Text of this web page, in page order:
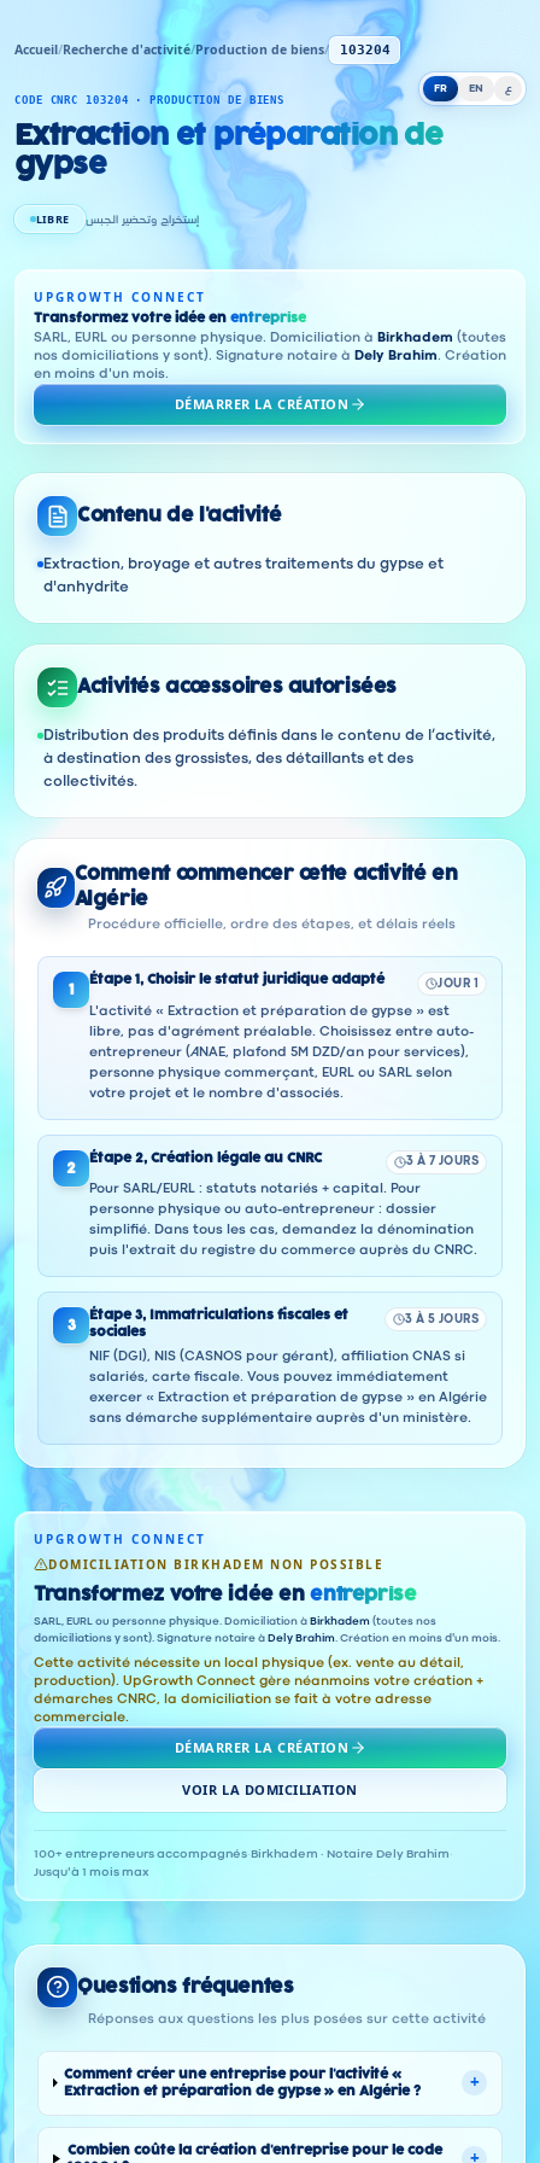
FR EN ع
Accueil/Recherche d'activité/Production de biens/ 103204
CODE CNRC 103204 · PRODUCTION DE BIENS
Extraction et préparation de
gypse
LIBRE إستخراج وتحضير الجبس
UPGROWTH CONNECT
Transformez votre idée en entreprise
SARL, EURL ou personne physique. Domiciliation à Birkhadem (toutes
nos domiciliations y sont). Signature notaire à Dely Brahim. Création
en moins d'un mois.
DÉMARRER LA CRÉATION
Contenu de l'activité
Extraction, broyage et autres traitements du gypse et
d'anhydrite
Activités accessoires autorisées
Distribution des produits définis dans le contenu de l’activité,
à destination des grossistes, des détaillants et des
collectivités.
Comment commencer cette activité en
Algérie
Procédure officielle, ordre des étapes, et délais réels
1
Étape 1, Choisir le statut juridique adapté JOUR 1
L'activité « Extraction et préparation de gypse » est
libre, pas d'agrément préalable. Choisissez entre auto-
entrepreneur (ANAE, plafond 5M DZD/an pour services),
personne physique commerçant, EURL ou SARL selon
votre projet et le nombre d'associés.
2
Étape 2, Création légale au CNRC 3 À 7 JOURS
Pour SARL/EURL : statuts notariés + capital. Pour
personne physique ou auto-entrepreneur : dossier
simplifié. Dans tous les cas, demandez la dénomination
puis l'extrait du registre du commerce auprès du CNRC.
3
Étape 3,
Immatriculations fiscales et
sociales
3 À 5 JOURS
NIF (DGI), NIS (CASNOS pour gérant), affiliation CNAS si
salariés, carte fiscale. Vous pouvez immédiatement
exercer « Extraction et préparation de gypse » en Algérie
sans démarche supplémentaire auprès d'un ministère.
UPGROWTH CONNECT
DOMICILIATION BIRKHADEM NON POSSIBLE
Transformez votre idée en entreprise
SARL, EURL ou personne physique. Domiciliation à Birkhadem (toutes nos
domiciliations y sont). Signature notaire à Dely Brahim . Création en moins d'un mois.
Cette activité nécessite un local physique (ex. vente au détail,
production). UpGrowth Connect gère néanmoins votre création +
démarches CNRC, la domiciliation se fait à votre adresse
commerciale.
DÉMARRER LA CRÉATION
VOIR LA DOMICILIATION
100+ entrepreneurs accompagnés·Birkhadem · Notaire Dely Brahim ·
Jusqu'à 1 mois max
Questions fréquentes
Réponses aux questions les plus posées sur cette activité
Comment créer une entreprise pour l'activité «
Extraction et préparation de gypse » en Algérie ?
+
Combien coûte la création d'entreprise pour le code
+